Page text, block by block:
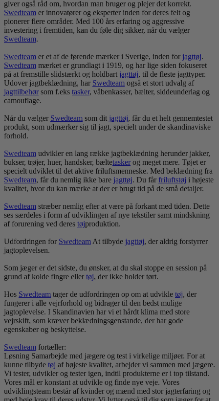
giver også råd om, hvordan man bruger og plejer det korrekt.
Swedteam er innovatører og eksperter inden for deres felt og
pionerer flere områder. Med 100 års erfaring og aggressive
investering i fremtiden, kan du føle dig sikker, når du vælger
Swedteam.
Swedteam er et af de førende mærker i Sverige, inden for jagttøj.
Swedteam mærket er grundlagt i 1919, og har lige siden fokuseret
på at fremstille slidstærkt og holdbart jagttøj, til de fleste jagttyper.
Udover jagtbeklædning, har Swedteam også et stort udvalg af
jagttilbehør som f.eks tasker, våbenkasser, bælter, siddeunderlag og
camouflage.
Når du vælger Swedteam som dit jagttøj, får du et helt gennemtestet
produkt, som udmærker sig til jagt, specielt under de skandinaviske
forhold.
Swedteam udvikler en lang række jagtbeklædning herunder jakker,
bukser, trøjer, huer, handsker, bæltetasker og meget mere. Tøjet er
specielt udviklet til det aktive friluftsmenneske. Med beklædning fra
Swedteam, får du nemlig ikke bare jagttøj. Du får friluftstøj i højeste
kvalitet, hvor du kan mærke at der er brugt tid på de små detaljer.
Swedteam stræber nemlig efter at være på forkant med tiden. Dette
ses særdeles i form af udviklingen af nye tekstiler samt mindskning
af forurening ved deres tøjproduktion.
Udfordringen for Swedteam At tilbyde jagttøj, der aldrig forstyrrer
jagtoplevelsen.
Som jæger er det sidste, du ønsker, at du skal stoppe en session på
grund af kolde fingre eller tøj, der ikke holder tørt.
Hos Swedteam tager de udfordringen op om at udvikle tøj, der
fungerer i alle vejrforhold og bidrager til den bedst mulige
jagtoplevelse. I Skandinavien har vi et hårdt klima med store
vejrskift, som kræver beklædningsgenstande, der har gode
egenskaber og beskyttelse.
Swedteam fortæller:
Løsning Samarbejde med jægere og test i virkelige miljøer. For at
kunne tilbyde tøj af højeste kvalitet, arbejder vi sammen med jægere.
Vi tester, udvikler og tester igen, indtil produkterne er i top tilstand.
Vores mål er konstant at udvikle og finde nye veje. Vores
udviklingsteam består af kvinder og mænd med stor jagterfaring og